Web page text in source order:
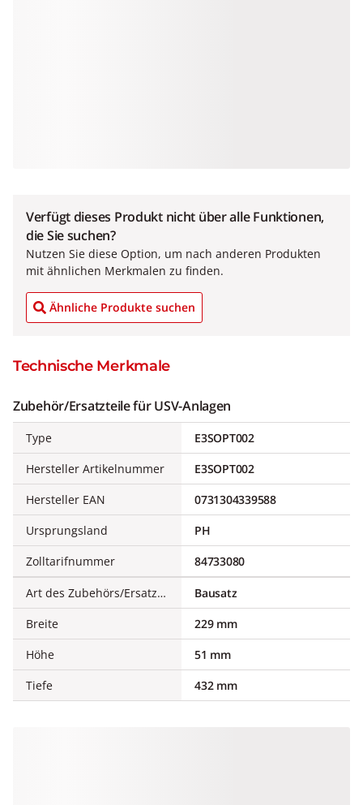
Verfügt dieses Produkt nicht über alle Funktionen,
die Sie suchen?
Nutzen Sie diese Option, um nach anderen Produkten
mit ähnlichen Merkmalen zu finden.
Ähnliche Produkte suchen
Technische Merkmale
Zubehör/Ersatzteile für USV-Anlagen
Type
E3SOPT002
Hersteller Artikelnummer
E3SOPT002
Hersteller EAN
0731304339588
Ursprungsland
PH
Zolltarifnummer
84733080
Art des Zubehörs/Ersatzteils
Bausatz
Breite
229 mm
Höhe
51 mm
Tiefe
432 mm